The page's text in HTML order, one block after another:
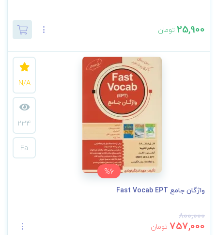
25,900تومان
%6
N/A
234
Fa
واژگان جامع Fast Vocab EPT
800,000
757,000 تومان